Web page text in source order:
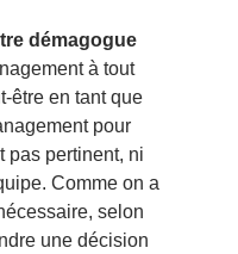
démagogue
à tout
être en tant que
pour
pas pertinent, ni
Comme on a
selon
une décision